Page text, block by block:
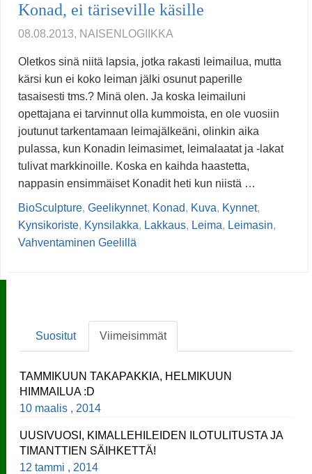
Konad, ei täriseville käsille
08.08.2013, NAISENLOGIIKKA
Oletkos sinä niitä lapsia, jotka rakasti leimailua, mutta
kärsi kun ei koko leiman jälki osunut paperille
tasaisesti tms.? Minä olen. Ja koska leimailuni
opettajana ei tarvinnut olla kummoista, en ole vuosiin
joutunut tarkentamaan leimajälkeäni, olinkin aika
pulassa, kun Konadin leimasimet, leimalaatat ja -lakat
tulivat markkinoille. Koska en kaihda haastetta,
nappasin ensimmäiset Konadit heti kun niistä …
BioSculpture, Geelikynnet, Konad, Kuva, Kynnet,
Kynsikoriste, Kynsilakka, Lakkaus, Leima, Leimasin,
Vahventaminen Geelillä
Suositut Viimeisimmät
TAMMIKUUN TAKAPAKKIA, HELMIKUUN
HIMMAILUA :D
10 maalis , 2014
UUSIVUOSI, KIMALLEHILEIDEN ILOTULITUSTA JA
TIMANTTIEN SÄIHKETTÄ!
12 tammi , 2014